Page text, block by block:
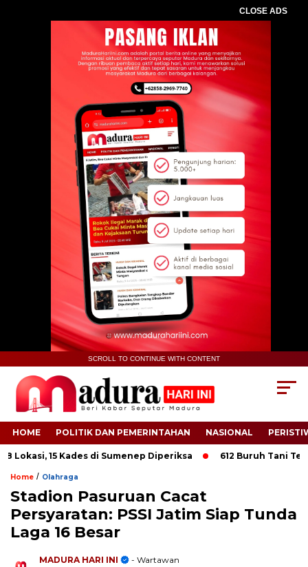
CLOSE ADS
SCROLL TO CONTINUE WITH CONTENT
HOME POLITIK DAN PEMERINTAHAN NASIONAL
15 Kades di Sumenep Diperiksa 612 Buruh Tani
Home / Olahraga
Stadion Pasuruan Cacat
Persyaratan: PSSI Jatim Siap Tunda
Laga 16 Besar
MADURA HARI INI
- Wartawan
.